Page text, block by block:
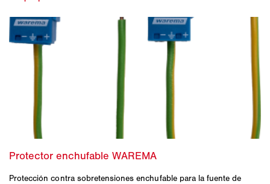
Protección contra sobretensiones enchufable para la fuente de